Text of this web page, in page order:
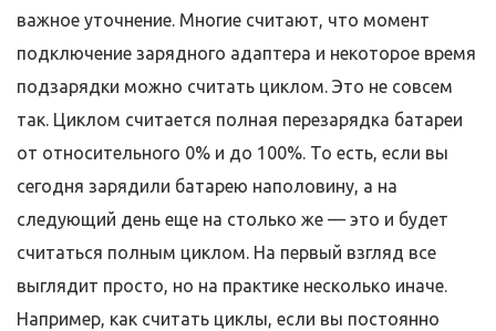
важное уточнение. Многие считают, что момент
подключение зарядного адаптера и некоторое время
подзарядки можно считать циклом. Это не совсем
так. Циклом считается полная перезарядка батареи
от относительного 0% и до 100%. То есть, если вы
сегодня зарядили батарею наполовину, а на
следующий день еще на столько же — это и будет
считаться полным циклом. На первый взгляд все
выглядит просто, но на практике несколько иначе.
Например, как считать циклы, если вы постоянно